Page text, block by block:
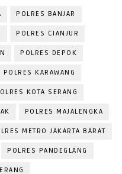
POLRES BANJAR
POLRES CIANJUR
POLRES DEPOK
POLRES KARAWANG
KOTA SERANG
POLRES MAJALENGKA
METRO JAKARTA BARAT
POLRES PANDEGLANG